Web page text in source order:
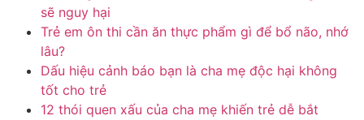
sẽ nguy hại
Trẻ em ôn thi cần ăn thực phẩm gì để bổ não, nhớ
lâu?
Dấu hiệu cảnh báo bạn là cha mẹ độc hại không
tốt cho trẻ
12 thói quen xấu của cha mẹ khiến trẻ dễ bắt